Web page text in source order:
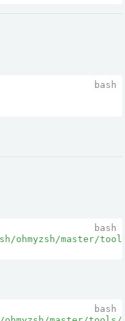
ohmyzsh/master/